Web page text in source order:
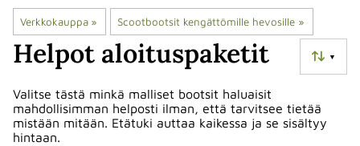
Verkkokauppa ‪» Scootbootsit kengättömille hevosille ‪»
▼
Helpot aloituspaketit
Valitse tästä minkä malliset bootsit haluaisit
mahdollisimman helposti ilman, että tarvitsee tietää
mistään mitään. Etätuki auttaa kaikessa ja se sisältyy
hintaan.